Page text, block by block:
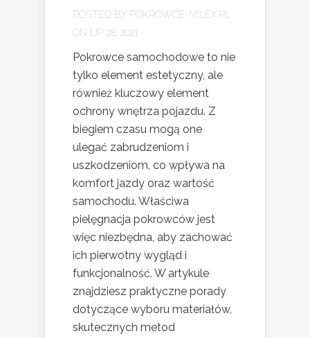
POSTED BY POKROWCE-MILEX.PL
ON LIP 28, 2021
Pokrowce samochodowe to nie
tylko element estetyczny, ale
również kluczowy element
ochrony wnętrza pojazdu. Z
biegiem czasu mogą one
ulegać zabrudzeniom i
uszkodzeniom, co wpływa na
komfort jazdy oraz wartość
samochodu. Właściwa
pielęgnacja pokrowców jest
więc niezbędna, aby zachować
ich pierwotny wygląd i
funkcjonalność. W artykule
znajdziesz praktyczne porady
dotyczące wyboru materiałów,
skutecznych metod